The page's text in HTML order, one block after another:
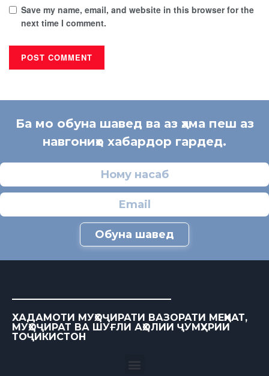
Save my name, email, and website in this browser for the
next time I comment.
Ба мо обуна шавед ва аз ҳама пеш аз
навгониҳо хабардор гардед.
Обуна шавед
ХАДАМОТИ МУҲОҶИРАТИ ВАЗОРАТИ МЕҲНАТ,
МУҲОҶИРАТ ВА ШУҒЛИ АҲОЛИИ ҶУМҲУРИИ
ТОҶИКИСТОН